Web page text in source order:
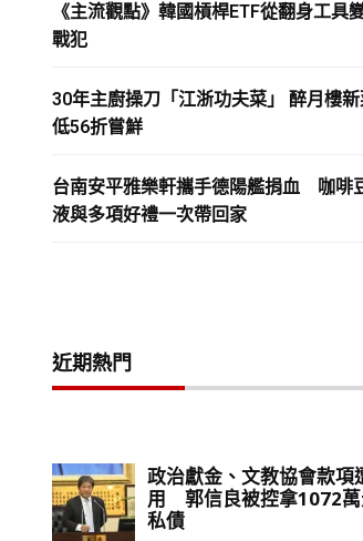
《主流觀點》韓國槓桿ETF從翻身工具
戰犯
30年主廚操刀「江浙功夫菜」 醉月樓
低56折嘗鮮
台南安平雅樂軒攜手德陽艦捐血 咖啡
液與多項好禮一次帶回家
近期熱門